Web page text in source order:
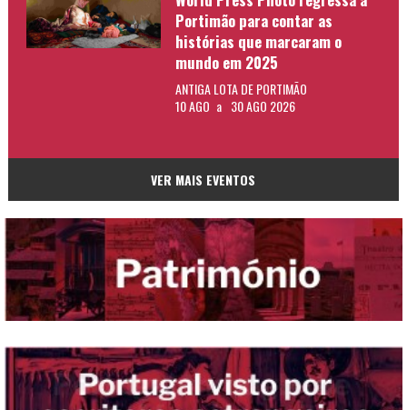
Portimão para contar as
histórias que marcaram o
mundo em 2025
ANTIGA LOTA DE PORTIMÃO
10 AGO a 30 AGO 2026
VER MAIS EVENTOS